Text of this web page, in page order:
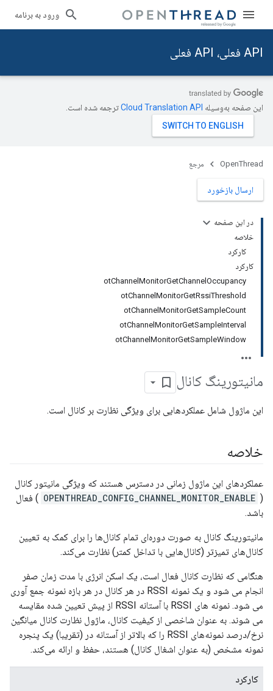
ورود به برنامه
API فعلی، API فعلی
این صفحه به‌وسیله ترجمه شده است.
OpenThread مرجع
ارسال بازخورد
در این صفحه
خلاصه
کارکرد
کارکرد
otChannelMonitorGetChannelOccupancy
otChannelMonitorGetRssiThreshold
otChannelMonitorGetSampleCount
otChannelMonitorGetSampleInterval
otChannelMonitorGetSampleWindow
مانیتورینگ کانال
این ماژول شامل عملکردهایی برای ویژگی نظارت بر کانال است.
خلاصه
عملکردهای این ماژول زمانی در دسترس هستند که ویژگی مانیتور کانال
(
OPENTHREAD_CONFIG_CHANNEL_MONITOR_ENABLE ) فعال
باشد.
مانیتورینگ کانال به صورت دوره‌ای تمام کانال‌ها را برای کمک به تعیین
کانال‌های تمیزتر (کانال‌هایی با تداخل کمتر) نظارت می‌کند.
هنگامی که نظارت کانال فعال است، یک اسکن انرژی با مدت زمان صفر
انجام می شود و یک نمونه RSSI در هر کانال در هر بازه نمونه جمع آوری
می شود. نمونه های RSSI با آستانه RSSI از پیش تعیین شده مقایسه
می شوند. به عنوان شاخصی از کیفیت کانال، ماژول نظارت کانال میانگین
نرخ/درصد نمونه‌های RSSI را که بالاتر از آستانه در (تقریبا) یک پنجره
نمونه مشخص (به عنوان اشغال کانال) هستند، حفظ و ارائه می‌کند.
کارکرد